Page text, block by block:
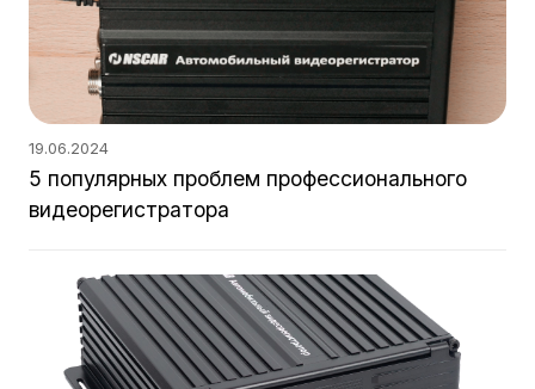
19.06.2024
5 популярных проблем профессионального
видеорегистратора